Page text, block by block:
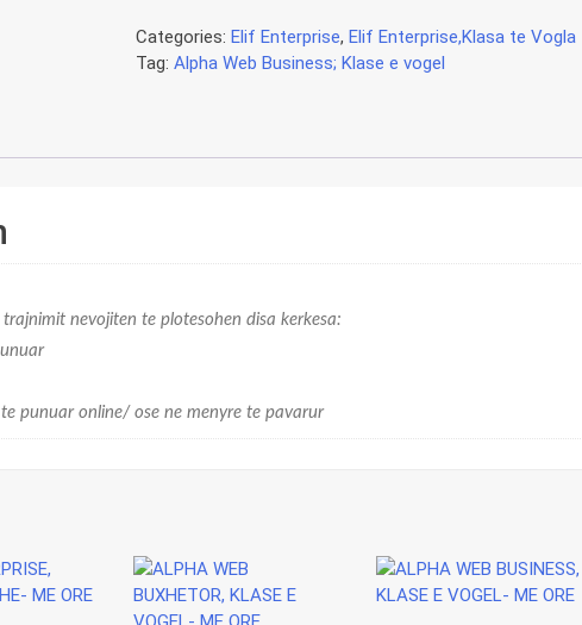
E
VOGEL-
Categories:Elif Enterprise,Elif Enterprise,Klasa te Vogla
Tag:Alpha Web Business; Klase e vogel
nevojiten te plotesohen disa kerkesa:
punuar online/ ose ne menyre te pavarur